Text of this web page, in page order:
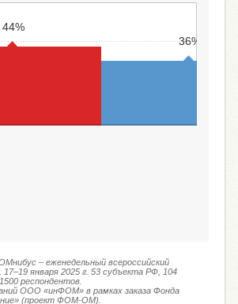
44%
36%
– еженедельный всероссийский
17–19 января 2025 г. 53 субъекта РФ, 104
респондентов.
ООО «инФОМ» в рамках заказа Фонда
(проект ФОМ-ОМ).